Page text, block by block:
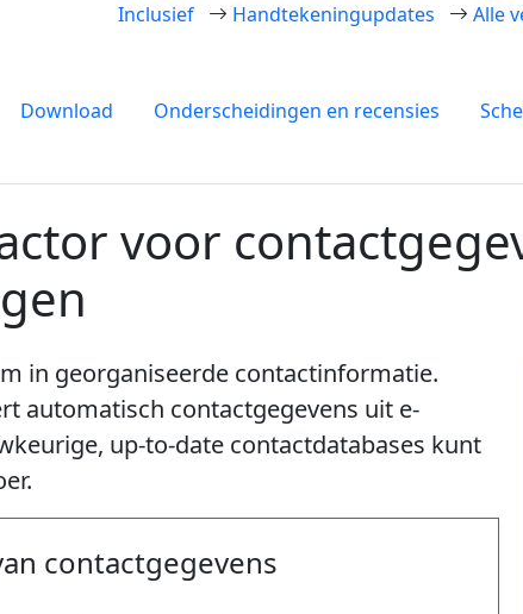
Inclusief Handtekeningupdates Alle
Download Onderscheidingen en recensies
voor
in georganiseerde contactinformatie.
automatisch contactgegevens uit e-
up-to-date contactdatabases kunt
contactgegevens